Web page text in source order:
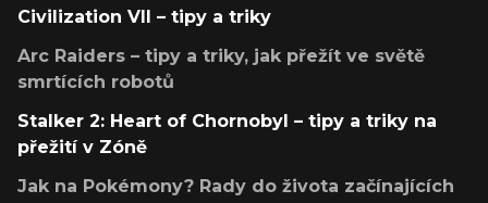
Civilization VII – tipy a triky
Arc Raiders – tipy a triky, jak přežít ve světě
smrtících robotů
Stalker 2: Heart of Chornobyl – tipy a triky na
přežití v Zóně
Jak na Pokémony? Rady do života začínajících